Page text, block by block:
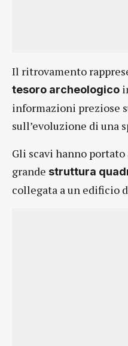
Il ritrovamento
tesoro archeologico
informazioni preziose
sull’evoluzione di una
Gli scavi hanno
grande struttura
collegata a un edificio